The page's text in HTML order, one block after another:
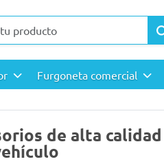
Furgoneta comercial
de alta